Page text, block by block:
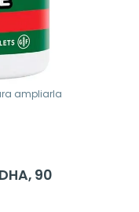
ampliarla
90